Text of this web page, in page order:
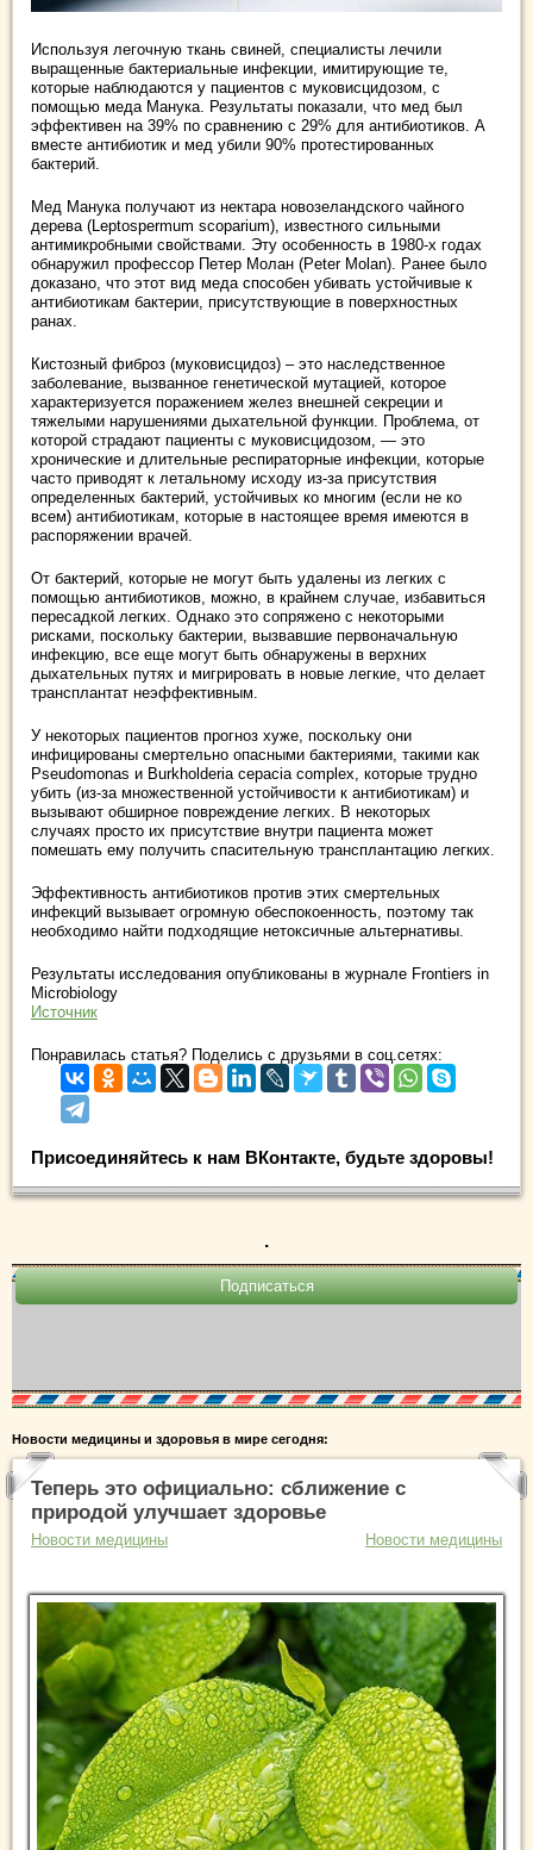
Используя легочную ткань свиней, специалисты лечили
выращенные бактериальные инфекции, имитирующие те,
которые наблюдаются у пациентов с муковисцидозом, с
помощью меда Манука. Результаты показали, что мед был
эффективен на 39% по сравнению с 29% для антибиотиков. А
вместе антибиотик и мед убили 90% протестированных
бактерий.
Мед Манука получают из нектара новозеландского чайного
дерева (Leptospermum scoparium), известного сильными
антимикробными свойствами. Эту особенность в 1980-х годах
обнаружил профессор Петер Молан (Peter Molan). Ранее было
доказано, что этот вид меда способен убивать устойчивые к
антибиотикам бактерии, присутствующие в поверхностных
ранах.
Кистозный фиброз (муковисцидоз) – это наследственное
заболевание, вызванное генетической мутацией, которое
характеризуется поражением желез внешней секреции и
тяжелыми нарушениями дыхательной функции. Проблема, от
которой страдают пациенты с муковисцидозом, — это
хронические и длительные респираторные инфекции, которые
часто приводят к летальному исходу из-за присутствия
определенных бактерий, устойчивых ко многим (если не ко
всем) антибиотикам, которые в настоящее время имеются в
распоряжении врачей.
От бактерий, которые не могут быть удалены из легких с
помощью антибиотиков, можно, в крайнем случае, избавиться
пересадкой легких. Однако это сопряжено с некоторыми
рисками, поскольку бактерии, вызвавшие первоначальную
инфекцию, все еще могут быть обнаружены в верхних
дыхательных путях и мигрировать в новые легкие, что делает
трансплантат неэффективным.
У некоторых пациентов прогноз хуже, поскольку они
инфицированы смертельно опасными бактериями, такими как
Pseudomonas и Burkholderia cepacia complex, которые трудно
убить (из-за множественной устойчивости к антибиотикам) и
вызывают обширное повреждение легких. В некоторых
случаях просто их присутствие внутри пациента может
помешать ему получить спасительную трансплантацию легких.
Эффективность антибиотиков против этих смертельных
инфекций вызывает огромную обеспокоенность, поэтому так
необходимо найти подходящие нетоксичные альтернативы.
Результаты исследования опубликованы в журнале Frontiers in
Microbiology
Источник
Понравилась статья? Поделись с друзьями в соц.сетях:
Присоединяйтесь к нам ВКонтакте, будьте здоровы!
.
Новости медицины и здоровья в мире сегодня:
Теперь это официально: сближение с
природой улучшает здоровье
Новости медицины Новости медицины